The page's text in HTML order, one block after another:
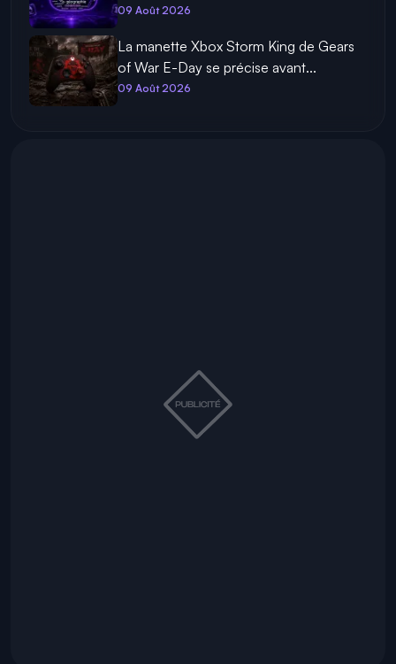
09 Août 2026
La manette Xbox Storm King de Gears
of War E-Day se précise avant...
09 Août 2026